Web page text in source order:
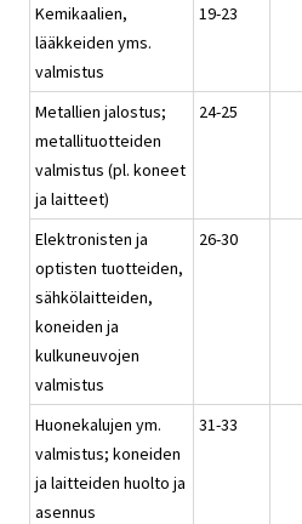
Kemikaalien,
lääkkeiden yms.
valmistus
19-23
Metallien jalostus;
metallituotteiden
valmistus (pl. koneet
ja laitteet)
24-25
Elektronisten ja
optisten tuotteiden,
sähkölaitteiden,
koneiden ja
kulkuneuvojen
valmistus
26-30
Huonekalujen ym.
valmistus; koneiden
ja laitteiden huolto ja
asennus
31-33